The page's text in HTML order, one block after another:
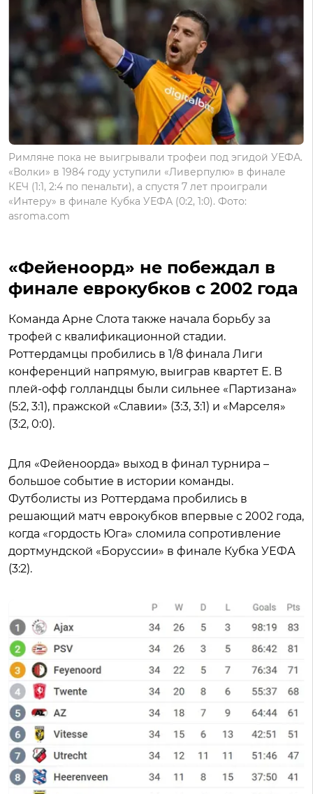
Римляне пока не выигрывали трофеи под эгидой УЕФА.
«Волки» в 1984 году уступили «Ливерпулю» в финале
КЕЧ (1:1, 2:4 по пенальти), а спустя 7 лет проиграли
«Интеру» в финале Кубка УЕФА (0:2, 1:0). Фото:
asroma.com
«Фейеноорд» не побеждал в
финале еврокубков с 2002 года
Команда Арне Слота также начала борьбу за
трофей с квалификационной стадии.
Роттердамцы пробились в 1/8 финала Лиги
конференций напрямую, выиграв квартет E. В
плей-офф голландцы были сильнее «Партизана»
(5:2, 3:1), пражской «Славии» (3:3, 3:1) и «Марселя»
(3:2, 0:0).
Для «Фейеноорда» выход в финал турнира –
большое событие в истории команды.
Футболисты из Роттердама пробились в
решающий матч еврокубков впервые с 2002 года,
когда «гордость Юга» сломила сопротивление
дортмундской «Боруссии» в финале Кубка УЕФА
(3:2).